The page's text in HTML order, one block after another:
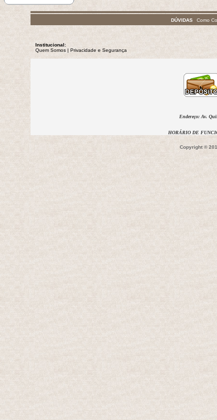
DÚVIDAS Como
Institucional:
Quem Somos | Privacidade e Segurança
Endereço: Av.
HORÁRIO DE
Copyright ®